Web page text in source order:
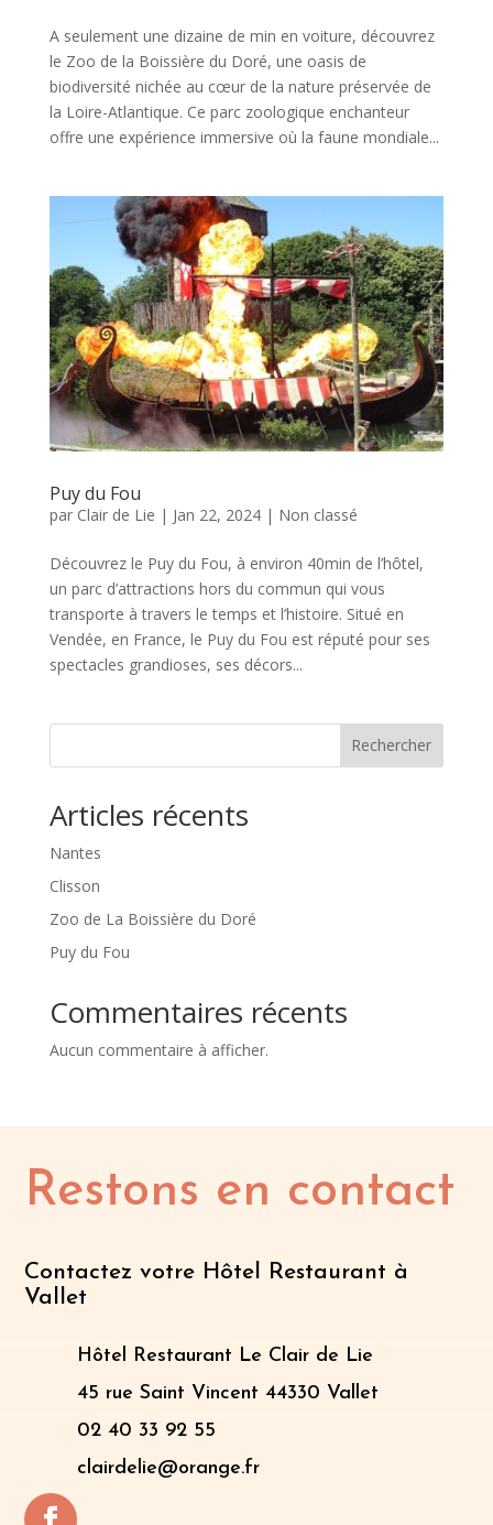
A seulement une dizaine de min en voiture, découvrez
le Zoo de la Boissière du Doré, une oasis de
biodiversité nichée au cœur de la nature préservée de
la Loire-Atlantique. Ce parc zoologique enchanteur
offre une expérience immersive où la faune mondiale...
Puy du Fou
par Clair de Lie | Jan 22, 2024| Non classé
Découvrez le Puy du Fou, à environ 40min de l’hôtel,
un parc d’attractions hors du commun qui vous
transporte à travers le temps et l’histoire. Situé en
Vendée, en France, le Puy du Fou est réputé pour ses
spectacles grandioses, ses décors...
Rechercher
Articles récents
Nantes
Clisson
Zoo de La Boissière du Doré
Puy du Fou
Commentaires récents
Aucun commentaire à afficher.
Restons en contact
Contactez votre Hôtel Restaurant à
Vallet
Hôtel Restaurant Le Clair de Lie
45 rue Saint Vincent 44330 Vallet
02 40 33 92 55
clairdelie@orange.fr